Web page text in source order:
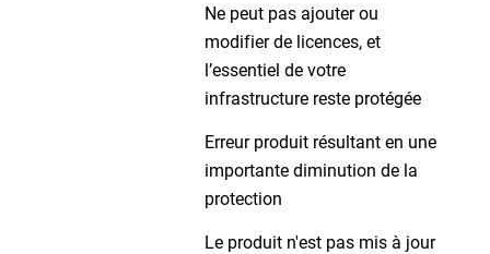
Ne peut pas ajouter ou
modifier de licences, et
l’essentiel de votre
infrastructure reste protégée
Erreur produit résultant en une
importante diminution de la
protection
Le produit n'est pas mis à jour